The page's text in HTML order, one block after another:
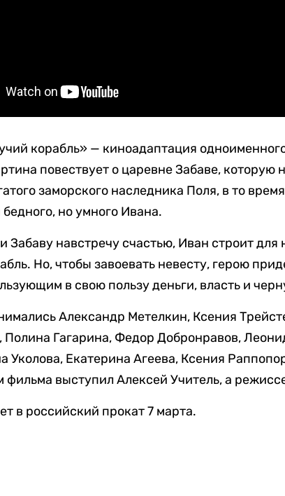
корабль» — киноадаптация
повествует о царевне Забаве, которую
заморского наследника Поля, в то
но умного Ивана.
Забаву навстречу счастью, Иван строит
Но, чтобы завоевать невесту, герою
в свою пользу деньги, власть и
Александр Метелкин, Ксения
Полина Гагарина, Федор Добронравов,
Уколова, Екатерина Агеева, Ксения
выступил Алексей Учитель, а
в российский прокат 7 марта.